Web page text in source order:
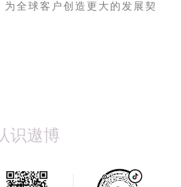
全球客户创造更大的发展契
识遨博